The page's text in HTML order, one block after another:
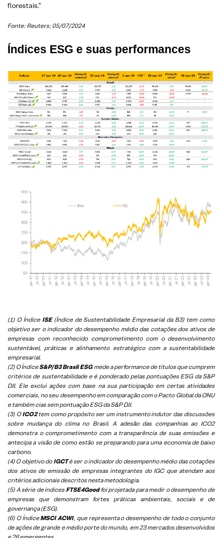
florestais.”
Fonte: Reuters; 05/07/2024
Índices ESG e suas performances
(1) O Índice ISE(Índice de Sustentabilidade Empresarial da B3) tem como
objetivo ser o indicador do desempenho médio das cotações dos ativos de
empresas com reconhecido comprometimento com o desenvolvimento
sustentável, práticas e alinhamento estratégico com a sustentabilidade
empresarial.
(2) O ÍndiceS&P/B3 Brasil ESGmede a performance de títulos que cumprem
critérios de sustentabilidade e é ponderado pelas pontuações ESG da S&P
DJI. Ele exclui ações com base na sua participação em certas atividades
comerciais, no seu desempenho em comparação com o Pacto Global da ONU
e também cias sem pontuação ESG da S&P DJI.
(3) O ICO2tem como propósito ser um instrumento indutor das discussões
sobre mudança do clima no Brasil. A adesão das companhias ao ICO2
demonstra o comprometimento com a transparência de suas emissões e
antecipa a visão de como estão se preparando para uma economia de baixo
carbono.
(4) O objetivo do IGCTé ser o indicador do desempenho médio das cotações
dos ativos de emissão de empresas integrantes do IGC que atendam aos
critérios adicionais descritos nesta metodologia.
(5) A série de índices FTSE4Goodfoi projetada para medir o desempenho de
empresas que demonstram fortes práticas ambientais, sociais e de
governança (ESG).
(6) O ÍndiceMSCI ACWI, que representa o desempenho de todo o conjunto
de ações de grande e médio porte do mundo, em 23 mercados desenvolvidos